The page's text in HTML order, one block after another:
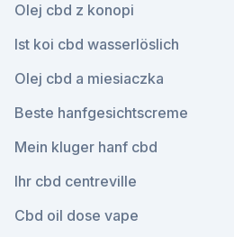
Olej cbd z konopi
Ist koi cbd wasserlöslich
Olej cbd a miesiaczka
Beste hanfgesichtscreme
Mein kluger hanf cbd
Ihr cbd centreville
Cbd oil dose vape